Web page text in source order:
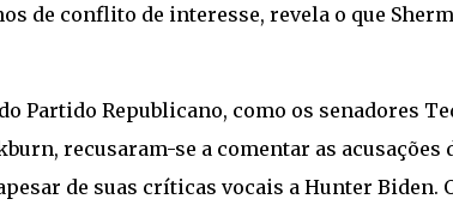
de conflito de interesse, revela o que
Partido Republicano, como os senadores
recusaram-se a comentar as
de suas críticas vocais a Hunter Biden.